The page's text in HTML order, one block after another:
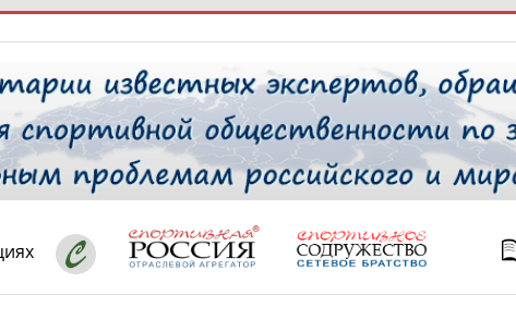
ТАБЛО
РЕСУРСНАЯ ПЛОЩАДКА